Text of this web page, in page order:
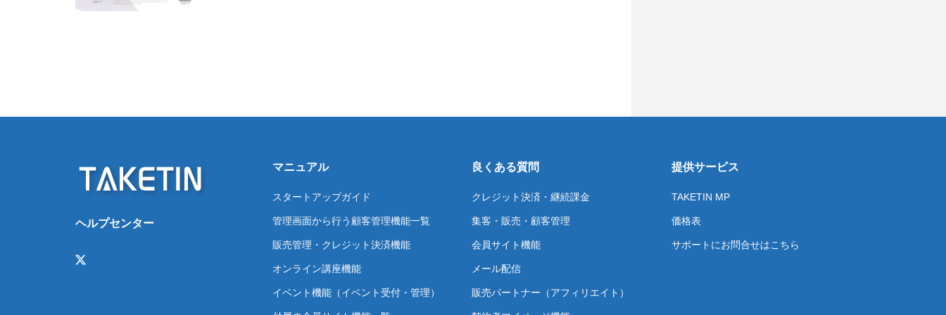
マニュアル
スタートアップガイド
管理画面から行う顧客管理機能一覧
販売管理・クレジット決済機能
オンライン講座機能
イベント機能（イベント受付・管理）
良くある質問
クレジット決済・継続課金
集客・販売・顧客管理
会員サイト機能
メール配信
販売パートナー（アフィリエイト）
提供サービス
TAKETIN MP
価格表
サポートにお問合せはこちら
ヘルプセンター